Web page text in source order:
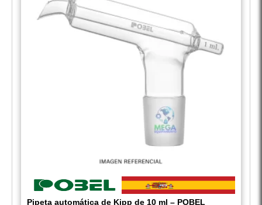
Pipeta automática de Kipp de 10 ml – POBEL